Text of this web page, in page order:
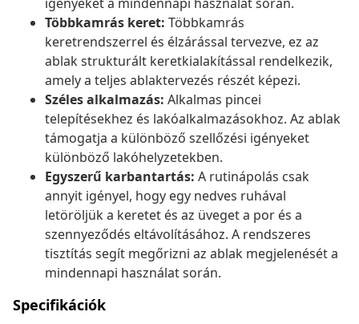
Többkamrás keret: Többkamrás
keretrendszerrel és élzárással tervezve, ez az
ablak strukturált keretkialakítással rendelkezik,
amely a teljes ablaktervezés részét képezi.
Széles alkalmazás: Alkalmas pincei
telepítésekhez és lakóalkalmazásokhoz. Az ablak
támogatja a különböző szellőzési igényeket
különböző lakóhelyzetekben.
Egyszerű karbantartás: A rutinápolás csak
annyit igényel, hogy egy nedves ruhával
letöröljük a keretet és az üveget a por és a
szennyeződés eltávolításához. A rendszeres
tisztítás segít megőrizni az ablak megjelenését a
mindennapi használat során.
Specifikációk